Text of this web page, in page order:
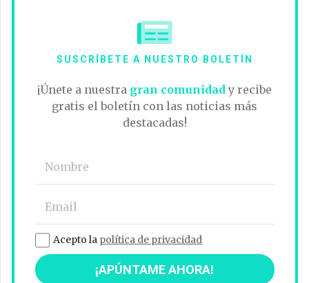
SUSCRÍBETE A NUESTRO BOLETÍN
¡Únete a nuestra gran comunidady recibe
gratis el boletín con las noticias más
destacadas!
Acepto la política de privacidad